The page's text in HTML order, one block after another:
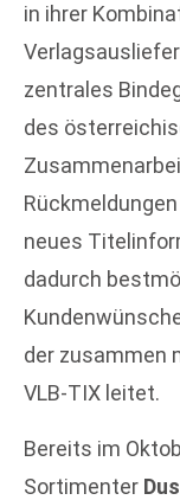
in ihrer
zentrales
des
neues
dadurch
der zusammen
VLB-TIX leitet.
Bereits im
Sortimenter